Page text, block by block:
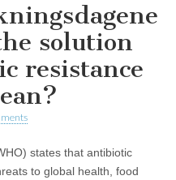
solution
resistance
states that antibiotic
to global health, food